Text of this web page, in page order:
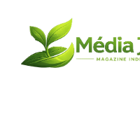
contenu